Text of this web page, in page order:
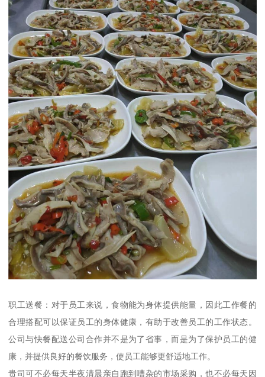
职工送餐：对于员工来说，食物能为身体提供能量，因此工作餐的
合理搭配可以保证员工的身体健康，有助于改善员工的工作状态。
公司与快餐配送公司合作并不是为了省事，而是为了保护员工的健
康，并提供良好的餐饮服务，使员工能够更舒适地工作。
贵司可不必每天半夜清晨亲自跑到嘈杂的市场采购，也不必每天因